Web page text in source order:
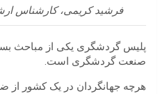
فرشید کریمی، کارشناس
پلیس گردشگری یکی از مباحث
صنعت گردشگری است.
هرچه جهانگردان در یک کشور از